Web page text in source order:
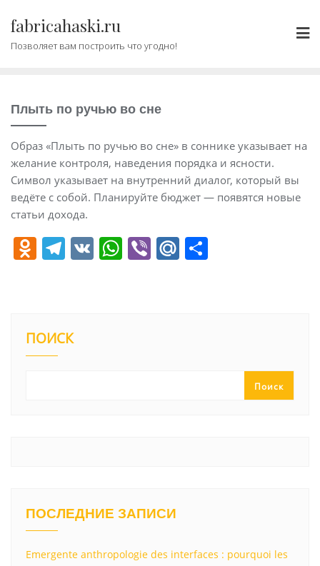
содержимому
fabricahaski.ru
Позволяет вам построить что угодно!
Плыть по ручью во сне
Образ «Плыть по ручью во сне» в соннике указывает на
желание контроля, наведения порядка и ясности.
Символ указывает на внутренний диалог, который вы
ведёте с собой. Планируйте бюджет — появятся новые
статьи дохода.
O
kl
a
T
a
V W Vi M
ПОИСК
Поиск
ПОСЛЕДНИЕ ЗАПИСИ
Emergente anthropologie des interfaces : pourquoi les